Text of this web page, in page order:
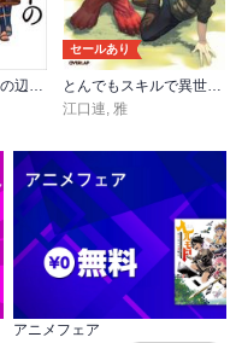
セールあり
江口連 雅
アニメフェア